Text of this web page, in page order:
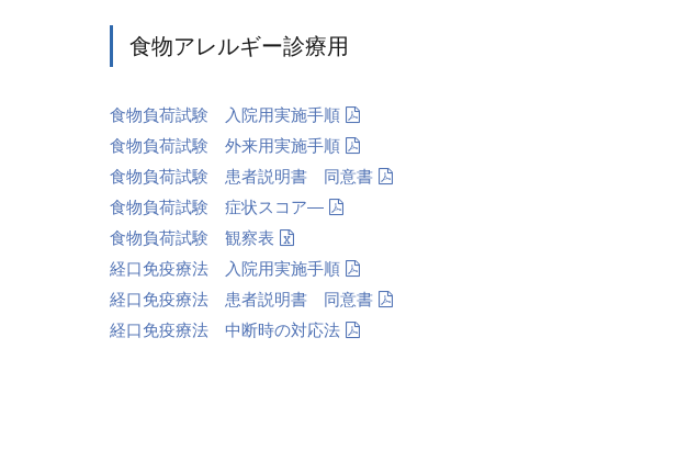
食物アレルギー診療用
食物負荷試験 入院用実施手順
食物負荷試験 外来用実施手順
食物負荷試験 患者説明書 同意書
食物負荷試験 症状スコア―
食物負荷試験 観察表
経口免疫療法 入院用実施手順
経口免疫療法 患者説明書 同意書
経口免疫療法 中断時の対応法